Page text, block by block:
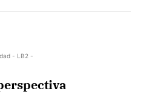
- LB2 -